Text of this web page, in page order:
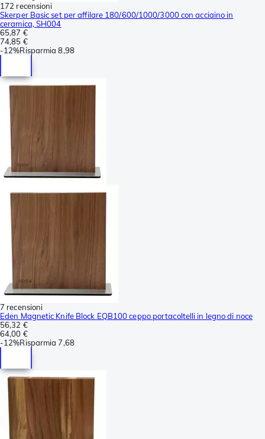
172 recensioni
Skerper Basic set per affilare 180/600/1000/3000 con acciaino in
ceramica, SH004
65,87 €
74,85 €
-12%Risparmia 8,98
7 recensioni
Eden Magnetic Knife Block EQB100 ceppo portacoltelli in legno di noce
56,32 €
64,00 €
-12%Risparmia 7,68